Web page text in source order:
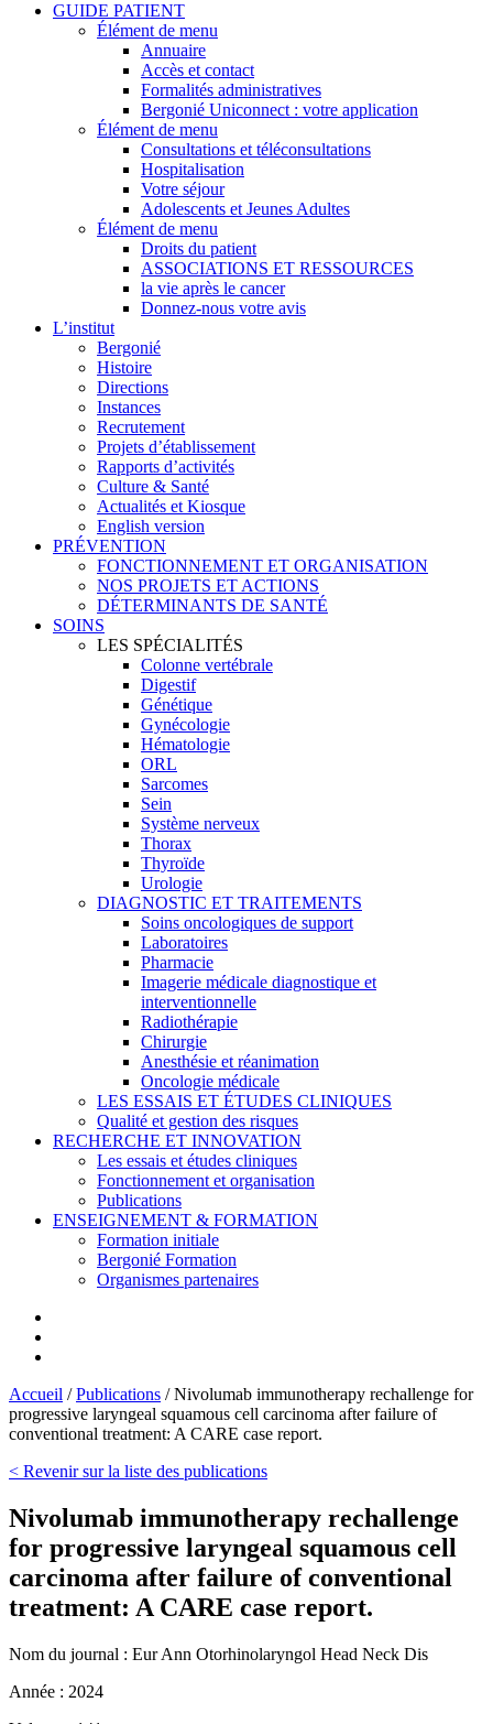
GUIDE PATIENT
Élément de menu
Annuaire
Accès et contact
Formalités administratives
Bergonié Uniconnect : votre application
Élément de menu
Consultations et téléconsultations
Hospitalisation
Votre séjour
Adolescents et Jeunes Adultes
Élément de menu
Droits du patient
ASSOCIATIONS ET RESSOURCES
la vie après le cancer
Donnez-nous votre avis
L’institut
Bergonié
Histoire
Directions
Instances
Recrutement
Projets d’établissement
Rapports d’activités
Culture & Santé
Actualités et Kiosque
English version
PRÉVENTION
FONCTIONNEMENT ET ORGANISATION
NOS PROJETS ET ACTIONS
DÉTERMINANTS DE SANTÉ
SOINS
LES SPÉCIALITÉS
Colonne vertébrale
Digestif
Génétique
Gynécologie
Hématologie
ORL
Sarcomes
Sein
Système nerveux
Thorax
Thyroïde
Urologie
DIAGNOSTIC ET TRAITEMENTS
Soins oncologiques de support
Laboratoires
Pharmacie
Imagerie médicale diagnostique et
interventionnelle
Radiothérapie
Chirurgie
Anesthésie et réanimation
Oncologie médicale
LES ESSAIS ET ÉTUDES CLINIQUES
Qualité et gestion des risques
RECHERCHE ET INNOVATION
Les essais et études cliniques
Fonctionnement et organisation
Publications
ENSEIGNEMENT & FORMATION
Formation initiale
Bergonié Formation
Organismes partenaires
Accueil /Publications /Nivolumab immunotherapy rechallenge for
progressive laryngeal squamous cell carcinoma after failure of
conventional treatment: A CARE case report.
< Revenir sur la liste des publications
Nivolumab immunotherapy rechallenge
for progressive laryngeal squamous cell
carcinoma after failure of conventional
treatment: A CARE case report.
Nom du journal : Eur Ann Otorhinolaryngol Head Neck Dis
Année : 2024